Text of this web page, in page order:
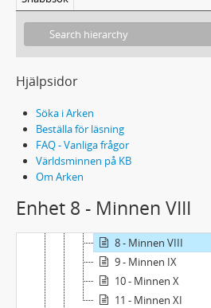
Hjälpsidor
Söka i Arken
Beställa för läsning
FAQ - Vanliga frågor
Världsminnen på KB
Om Arken
Enhet 8 - Minnen VIII
2 - Levnadsteckning
3 - Minnen III
4 - Minnen IV
6 - Minnen VI
8 - Minnen VIII
9 - Minnen IX
10 - Minnen X
11 - Minnen XI